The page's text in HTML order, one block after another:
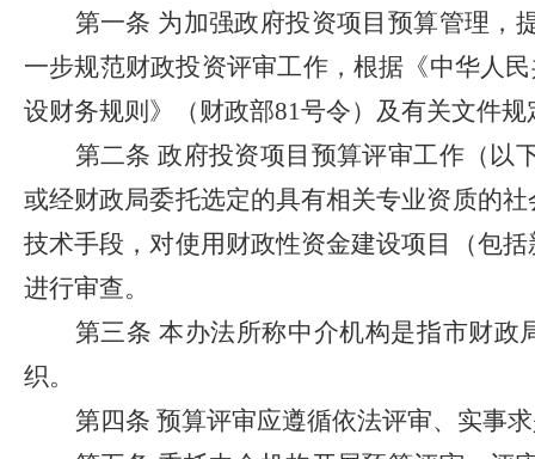
第一条 为加强政府投资项目预算管理，
一步规范财政投资评审工作，根据《中华人
设财务规则》（财政部81号令）及有关文件
第二条 政府投资项目预算评审工作（以
或经财政局委托选定的具有相关专业资质的
技术手段，对使用财政性资金建设项目（包
进行审查。
第三条 本办法所称中介机构是指市财政
织。
第四条 预算评审应遵循依法评审、实事